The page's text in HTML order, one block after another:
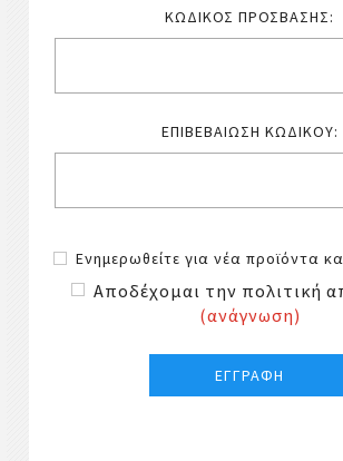
ΚΩΔΙΚΌΣ ΠΡΌΣΒΑΣΗΣ:
ΕΠΙΒΕΒΑΊΩΣΗ ΚΩΔΙΚΟΎ:
Ενημερωθείτε για νέα προϊόντα
Αποδέχομαι την πολιτική
(ανάγνωση)